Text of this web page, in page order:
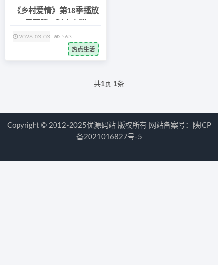
《乡村爱情》第18季播放
2026-03-03 563
热点生活
共1 页 1条
Copyright © 2012-2025优源码站 版权所有 网站备案号：
陕ICP
备2021016827号-5